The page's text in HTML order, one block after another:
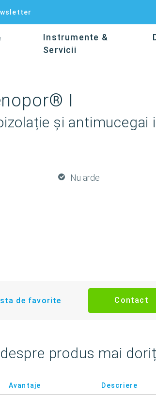
Instrumente &
Servicii
I
și antimucegai
Nu arde
de favorite Contact
produs mai
Avantaje Descriere